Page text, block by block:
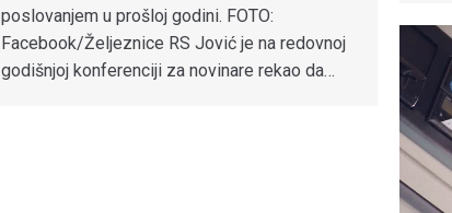
poslovanjem u prošloj godini. FOTO:
Facebook/Željeznice RS Jović je na redovnoj
godišnjoj konferenciji za novinare rekao da…